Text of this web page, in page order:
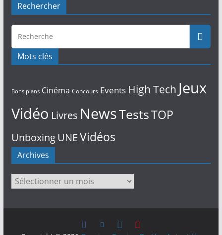
Rechercher
Mots clés
Bons plans Cinéma Concours Events High Tech Jeux
Vidéo Livres NewsTestsTOP
UnboxingUNEVidéos
Archives
Archives